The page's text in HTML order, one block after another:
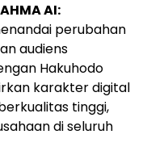
AI:
perubahan
audiens
Hakuhodo
karakter digital
tinggi,
di seluruh